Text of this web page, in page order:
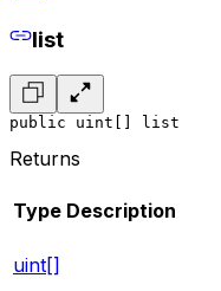
list
public uint[] list
Returns
Type Description
uint[]